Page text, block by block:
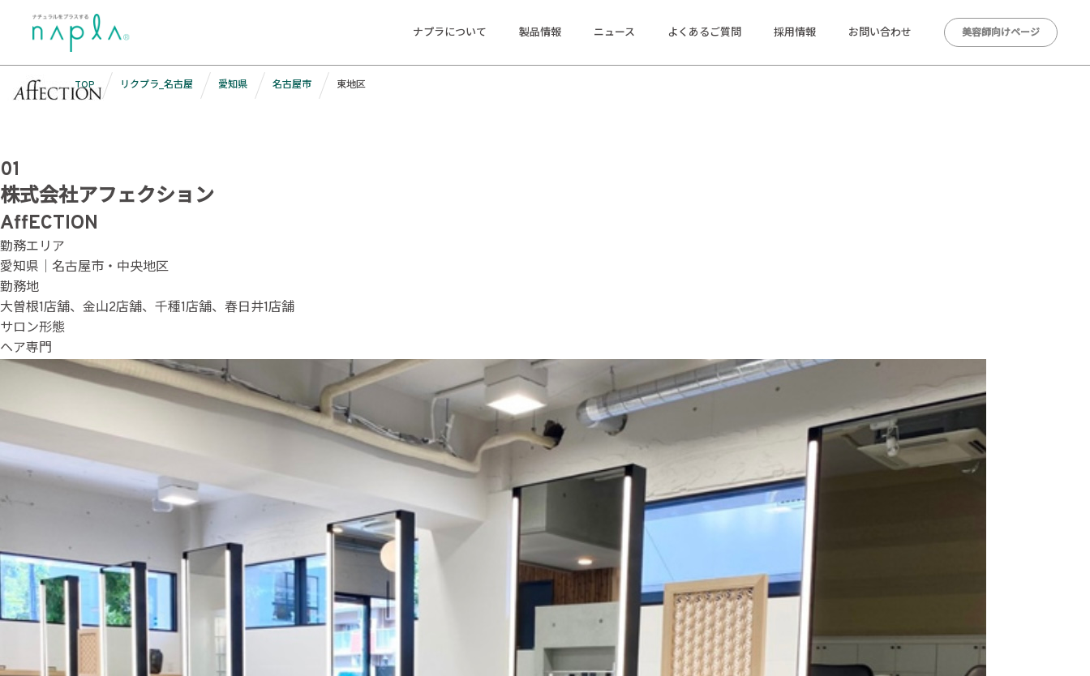
ナプラについて 製品情報 ニュース よくあるご質問 採用情報 お問い合わせ 美容師向けページ
勤務エリア:
01
株式会社アフェクション
AffECTION
勤務エリア
愛知県｜名古屋市・中央地区
勤務地
大曽根1店舗、金山2店舗、千種1店舗、春日井1店舗
サロン形態
ヘア専門
TOP リクプラ_名古屋 愛知県 名古屋市 東地区